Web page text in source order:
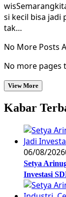
si kecil bisa jadi
tak…
No More Posts
No more pages
View More
Kabar
06/08/2026
Setya
Investasi